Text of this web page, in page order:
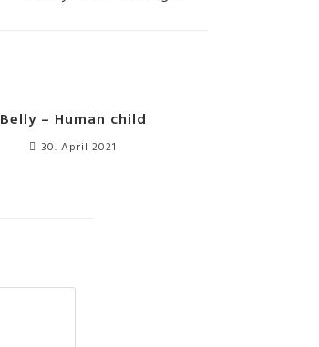
Belly – Human child
30. April 2021